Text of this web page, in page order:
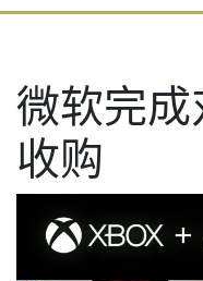
微软完
收购